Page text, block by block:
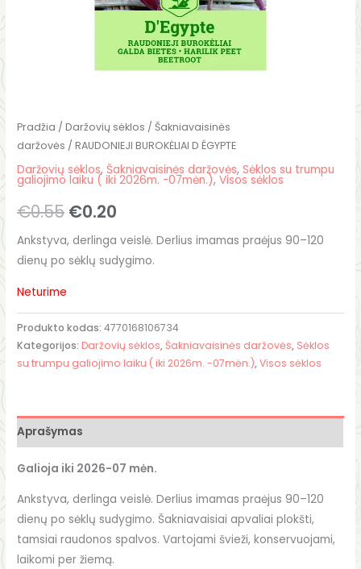
Pradžia /Daržovių sėklos /Šakniavaisinės
daržovės / RAUDONIEJI BUROKĖLIAI D ÉGYPTE
Daržovių sėklos, Šakniavaisinės daržovės,Sėklos su trumpu
galiojimo laiku ( iki 2026m. -07mėn.),Visos sėklos
€0.55 €0.20
Ankstyva, derlinga veislė. Derlius imamas praėjus 90–120
dienų po sėklų sudygimo.
Neturime
Produkto kodas:4770168106734
Kategorijos: Daržovių sėklos,Šakniavaisinės daržovės, Sėklos
su trumpu galiojimo laiku ( iki 2026m. -07mėn.),Visos sėklos
Aprašymas
Galioja iki 2026-07 mėn.
Ankstyva, derlinga veislė. Derlius imamas praėjus 90–120
dienų po sėklų sudygimo. Šakniavaisiai apvaliai plokšti,
tamsiai raudonos spalvos. Vartojami švieži, konservuojami,
laikomi per žiemą.